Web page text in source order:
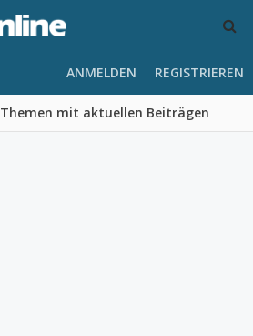
Themen mit aktuellen Beiträgen
ANMELDEN REGISTRIEREN